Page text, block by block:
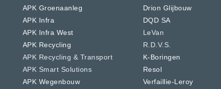
APK Groenaanleg
APK Infra
APK Infra West
APK Recycling
APK Recycling & Transport
APK Smart Solutions
APK Wegenbouw
Drion Glijbouw
DQD SA
LeVan
R.D.V.S.
K-Boringen
Resol
Verfaillie-Leroy